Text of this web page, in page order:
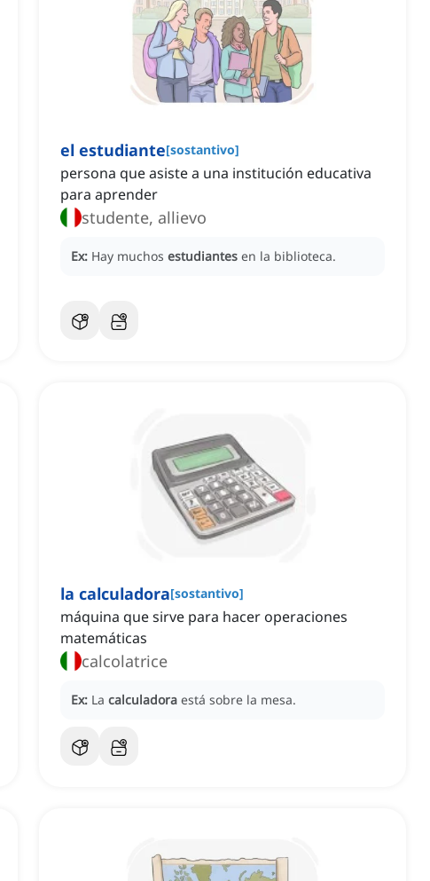
el estudiante[sostantivo]
persona que asiste a una institución educativa
para aprender
studente, allievo
Ex: Hay muchos estudiantes en la biblioteca.
la calculadora[sostantivo]
máquina que sirve para hacer operaciones
matemáticas
calcolatrice
Ex: La calculadora está sobre la mesa.